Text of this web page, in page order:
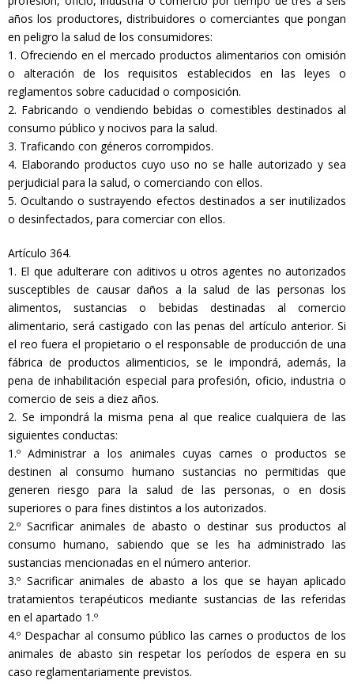
años los productores, distribuidores o comerciantes que pongan
en peligro la salud de los consumidores:
1. Ofreciendo en el mercado productos alimentarios con omisión
o alteración de los requisitos establecidos en las leyes o
reglamentos sobre caducidad o composición.
2. Fabricando o vendiendo bebidas o comestibles destinados al
consumo público y nocivos para la salud.
3. Traficando con géneros corrompidos.
4. Elaborando productos cuyo uso no se halle autorizado y sea
perjudicial para la salud, o comerciando con ellos.
5. Ocultando o sustrayendo efectos destinados a ser inutilizados
o desinfectados, para comerciar con ellos.
Artículo 364.
1. El que adulterare con aditivos u otros agentes no autorizados
susceptibles de causar daños a la salud de las personas los
alimentos, sustancias o bebidas destinadas al comercio
alimentario, será castigado con las penas del artículo anterior. Si
el reo fuera el propietario o el responsable de producción de una
fábrica de productos alimenticios, se le impondrá, además, la
pena de inhabilitación especial para profesión, oficio, industria o
comercio de seis a diez años.
2. Se impondrá la misma pena al que realice cualquiera de las
siguientes conductas:
1.º Administrar a los animales cuyas carnes o productos se
destinen al consumo humano sustancias no permitidas que
generen riesgo para la salud de las personas, o en dosis
superiores o para fines distintos a los autorizados.
2.º Sacrificar animales de abasto o destinar sus productos al
consumo humano, sabiendo que se les ha administrado las
sustancias mencionadas en el número anterior.
3.º Sacrificar animales de abasto a los que se hayan aplicado
tratamientos terapéuticos mediante sustancias de las referidas
en el apartado 1.º
4.º Despachar al consumo público las carnes o productos de los
animales de abasto sin respetar los períodos de espera en su
caso reglamentariamente previstos.